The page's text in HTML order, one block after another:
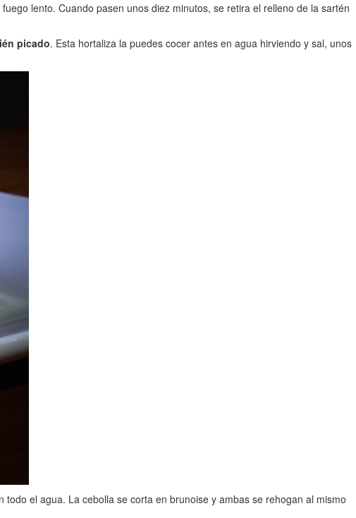
lento. Cuando pasen unos diez minutos, se retira el relleno de la sartén
picado. Esta hortaliza la puedes cocer antes en agua hirviendo y sal, unos
el agua. La cebolla se corta en brunoise y ambas se rehogan al mismo